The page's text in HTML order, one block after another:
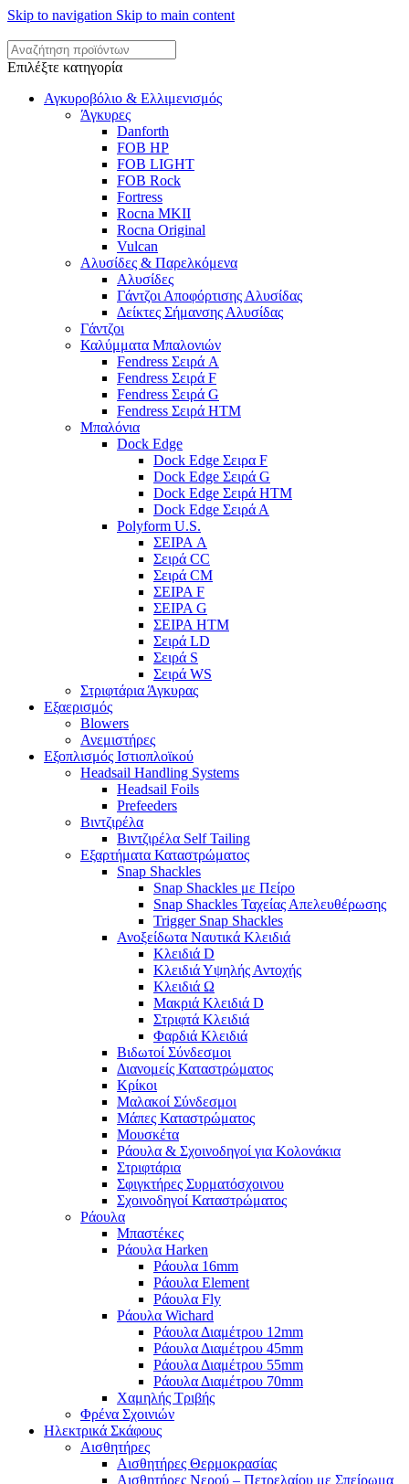
Skip to navigation Skip to main content
Επιλέξτε κατηγορία
Αγκυροβόλιο & Ελλιμενισμός
Άγκυρες
Danforth
FOB HP
FOB LIGHT
FOB Rock
Fortress
Rocna MKII
Rocna Original
Vulcan
Αλυσίδες & Παρελκόμενα
Αλυσίδες
Γάντζοι Αποφόρτισης Αλυσίδας
Δείκτες Σήμανσης Αλυσίδας
Γάντζοι
Καλύμματα Μπαλονιών
Fendress Σειρά A
Fendress Σειρά F
Fendress Σειρά G
Fendress Σειρά HTM
Μπαλόνια
Dock Edge
Dock Edge Σειρα F
Dock Edge Σειρά G
Dock Edge Σειρά HTM
Dock Edge Σειρά Α
Polyform U.S.
ΣΕΙΡΑ A
Σειρά CC
Σειρά CM
ΣΕΙΡΑ F
ΣΕΙΡΑ G
ΣΕΙΡΑ HTM
Σειρά LD
Σειρά S
Σειρά WS
Στριφτάρια Άγκυρας
Εξαερισμός
Blowers
Ανεμιστήρες
Εξοπλισμός Ιστιοπλοϊκού
Headsail Handling Systems
Headsail Foils
Prefeeders
Βιντζιρέλα
Βιντζιρέλα Self Tailing
Εξαρτήματα Καταστρώματος
Snap Shackles
Snap Shackles με Πείρο
Snap Shackles Ταχείας Απελευθέρωσης
Trigger Snap Shackles
Ανοξείδωτα Ναυτικά Κλειδιά
Κλειδιά D
Κλειδιά Υψηλής Αντοχής
Κλειδιά Ω
Μακριά Κλειδιά D
Στριφτά Κλειδιά
Φαρδιά Κλειδιά
Βιδωτοί Σύνδεσμοι
Διανομείς Καταστρώματος
Κρίκοι
Μαλακοί Σύνδεσμοι
Μάπες Καταστρώματος
Μουσκέτα
Ράουλα & Σχοινοδηγοί για Κολονάκια
Στριφτάρια
Σφιγκτήρες Συρματόσχοινου
Σχοινοδηγοί Καταστρώματος
Ράουλα
Μπαστέκες
Ράουλα Harken
Ράουλα 16mm
Ράουλα Element
Ράουλα Fly
Ράουλα Wichard
Ράουλα Διαμέτρου 12mm
Ράουλα Διαμέτρου 45mm
Ράουλα Διαμέτρου 55mm
Ράουλα Διαμέτρου 70mm
Χαμηλής Τριβής
Φρένα Σχοινιών
Ηλεκτρικά Σκάφους
Αισθητήρες
Αισθητήρες Θερμοκρασίας
Αισθητήρες Νερού – Πετρελαίου με Σπείρωμα